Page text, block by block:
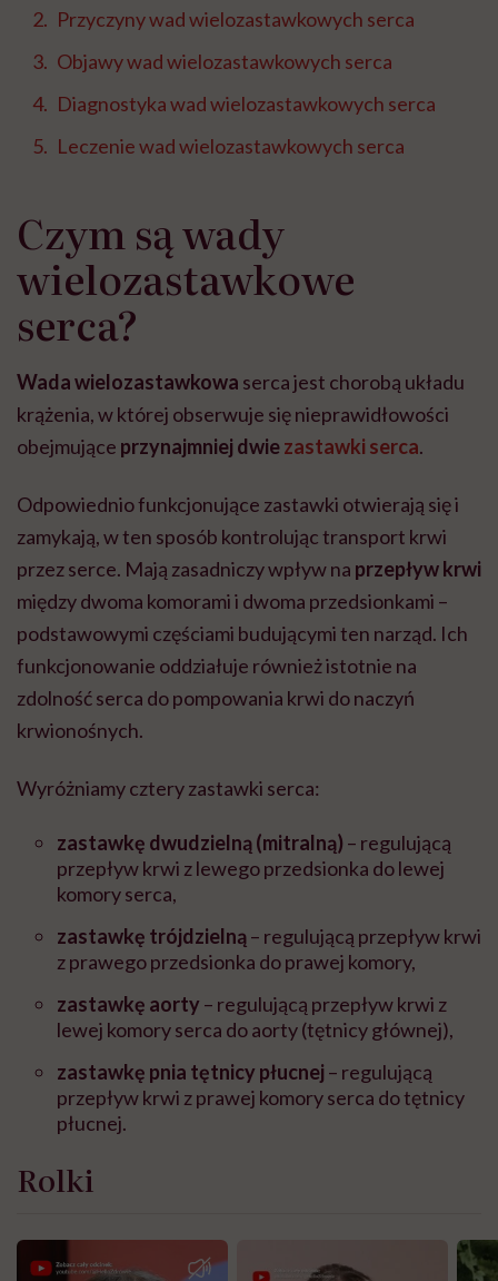
Przyczyny wad wielozastawkowych serca
Objawy wad wielozastawkowych serca
Diagnostyka wad wielozastawkowych serca
Leczenie wad wielozastawkowych serca
Czym są wady
wielozastawkowe
serca?
Wada wielozastawkowa serca jest chorobą układu
krążenia, w której obserwuje się nieprawidłowości
obejmujące przynajmniej dwiezastawki serca.
Odpowiednio funkcjonujące zastawki otwierają się i
zamykają, w ten sposób kontrolując transport krwi
przez serce. Mają zasadniczy wpływ na przepływ krwi
między dwoma komorami i dwoma przedsionkami –
podstawowymi częściami budującymi ten narząd. Ich
funkcjonowanie oddziałuje również istotnie na
zdolność serca do pompowania krwi do naczyń
krwionośnych.
Wyróżniamy cztery zastawki serca:
zastawkę dwudzielną (mitralną) – regulującą
przepływ krwi z lewego przedsionka do lewej
komory serca,
zastawkę trójdzielną– regulującą przepływ krwi
z prawego przedsionka do prawej komory,
zastawkę aorty – regulującą przepływ krwi z
lewej komory serca do aorty (tętnicy głównej),
zastawkę pnia tętnicy płucnej – regulującą
przepływ krwi z prawej komory serca do tętnicy
płucnej.
Rolki